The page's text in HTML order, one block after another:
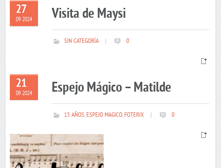
27
09 2024 Visita de Maysi
SIN CATEGORÍA 0
21
09 2024 Espejo Mágico – Matilde
15 AÑOS,ESPEJO MAGICO,FOTERIX 0